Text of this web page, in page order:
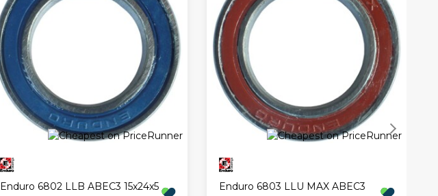
Enduro 6802 LLB ABEC3 15x24x5
Enduro 6803 LLU MAX ABEC3